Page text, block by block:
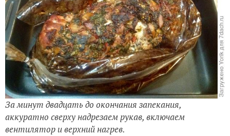
За минут двадцать до окончания запекания,
аккуратно сверху надрезаем рукав, включаем
вентилятор и верхний нагрев.